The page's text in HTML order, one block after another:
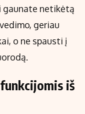
gaunate netikėtą
geriau
o ne spausti į
iš